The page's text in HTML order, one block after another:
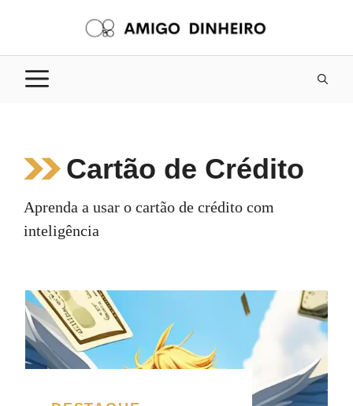
o
conteúdo
Cartão de Crédito
Aprenda a usar o cartão de crédito com
inteligência